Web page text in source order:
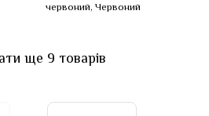
червоний, Червоний
ще 9 товарів